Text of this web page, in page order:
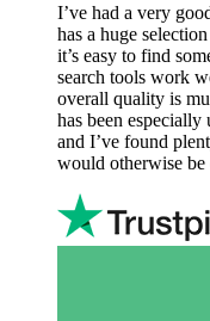
I’ve had a very
has a huge
it’s easy to find
search tools work
overall quality is
has been
and I’ve found
would otherwise